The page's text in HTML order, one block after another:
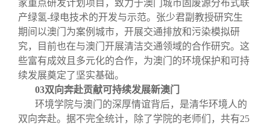
家重点研发计划项目，致力于澳门城市固废源分布式联
产绿氢-绿电技术的开发与示范。张少君副教授研究生
期间以澳门为案例城市，开展交通排放和污染模拟研
究，目前也在与澳门开展清洁交通领域的合作研究。这
些富有成效且多元化的合作，为澳门的环境保护和可持
续发展奠定了坚实基础。
03双向奔赴贡献可持续发展新澳门
环境学院与澳门的深厚情谊背后，是清华环境人的
双向奔赴。据不完全统计，除了学院的老师们，共有25